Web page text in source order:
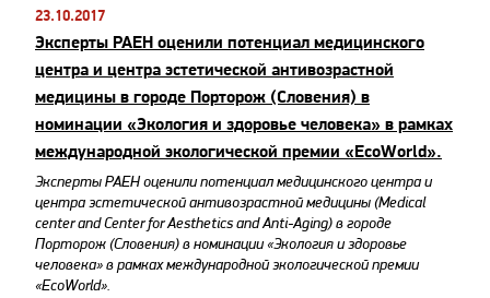
23.10.2017
​Эксперты РАЕН оценили потенциал медицинского
центра и центра эстетической антивозрастной
медицины в городе Порторож (Словения) в
номинации «Экология и здоровье человека» в рамках
международной экологической премии «EcoWorld».
Эксперты РАЕН оценили потенциал медицинского центра и
центра эстетической антивозрастной медицины (Medical
center and Center for Aesthetics and Anti-Aging) в городе
Порторож (Словения) в номинации «Экология и здоровье
человека» в рамках международной экологической премии
«EcoWorld».